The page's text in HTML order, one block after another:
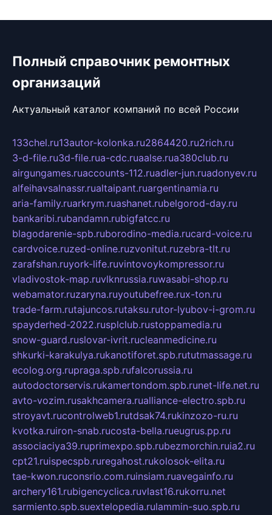
Полный справочник ремонтных
организаций
Актуальный каталог компаний по всей России
133chel.ru13autor-kolonka.ru2864420.ru2rich.ru
3-d-file.ru3d-file.rua-cdc.ruaalse.rua380club.ru
airgungames.ruaccounts-112.ruadler-jun.ruadonyev.ru
alfeihavsalnassr.rualtaipant.ruargentinamia.ru
aria-family.ruarkrym.ruashanet.rubelgorod-day.ru
bankaribi.rubandamn.rubigfatcc.ru
blagodarenie-spb.ruborodino-media.rucard-voice.ru
cardvoice.ruzed-online.ruzvonitut.ruzebra-tlt.ru
zarafshan.ruyork-life.ruvintovoykompressor.ru
vladivostok-map.ruvlknrussia.ruwasabi-shop.ru
webamator.ruzaryna.ruyoutubefree.rux-ton.ru
trade-farm.rutajuncos.rutaksu.rutor-lyubov-i-grom.ru
spayderhed-2022.rusplclub.rustoppamedia.ru
snow-guard.ruslovar-ivrit.rucleanmedicine.ru
shkurki-karakulya.rukanotiforet.spb.rututmassage.ru
ecolog.org.rupraga.spb.rufalcorussia.ru
autodoctorservis.rukamertondom.spb.runet-life.net.ru
avto-vozim.rusakhcamera.rualliance-electro.spb.ru
stroyavt.rucontrolweb1.rutdsak74.rukinzozo-ru.ru
kvotka.ruiron-snab.rucosta-bella.rueugrus.pp.ru
associaciya39.ruprimexpo.spb.rubezmorchin.ruia2.ru
cpt21.ruispecspb.ruregahost.rukolosok-elita.ru
tae-kwon.ruconsrio.com.ruinsiam.ruavegainfo.ru
archery161.rubigencyclica.ruvlast16.rukorru.net
sarmiento.spb.suextelopedia.rulammin-suo.spb.ru